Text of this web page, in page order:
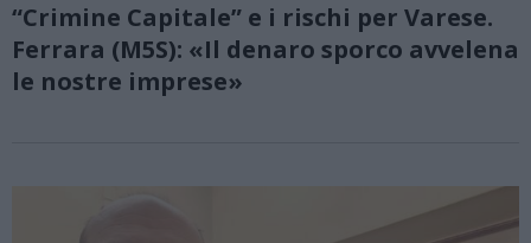
“Crimine Capitale” e i rischi per Varese.
Ferrara (M5S): «Il denaro sporco avvelena
le nostre imprese»